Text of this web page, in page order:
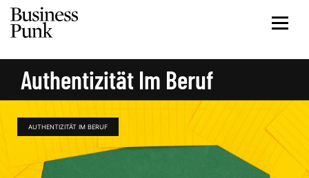
Authentizität Im Beruf
AUTHENTIZITÄT IM BERUF